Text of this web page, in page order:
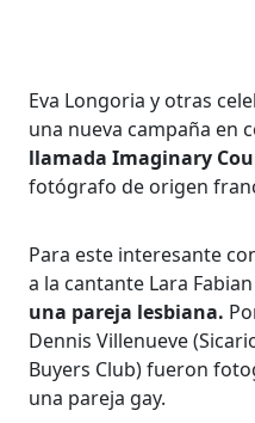
Eva Longoria y otras
una nueva campaña en
llamada Imaginary
fotógrafo de origen
Para este interesante
a la cantante Lara
una pareja lesbiana.
Dennis Villenueve
Buyers Club) fueron
una pareja gay.